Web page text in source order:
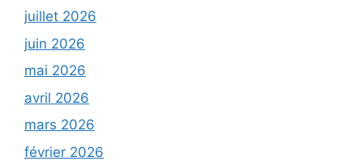
juillet 2026
juin 2026
mai 2026
avril 2026
mars 2026
février 2026